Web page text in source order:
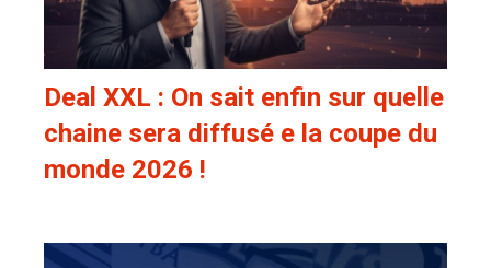
Deal XXL : On sait enfin sur quelle
chaine sera diffusé e la coupe du
monde 2026 !